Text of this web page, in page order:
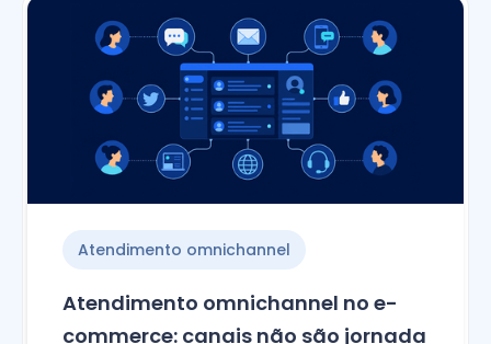
Atendimento omnichannel
Atendimento omnichannel no e-
commerce: canais não são jornada